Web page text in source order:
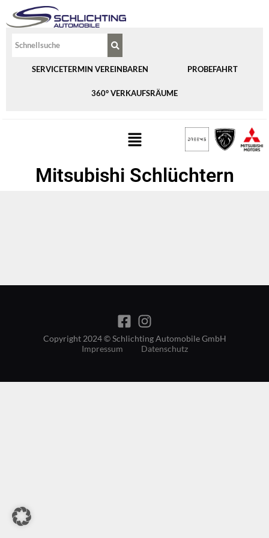
SERVICETERMIN VEREINBAREN PROBEFAHRT
360° VERKAUFSRÄUME
Mitsubishi Schlüchtern
Copyright 2024 © Schlichting Automobile GmbH
Impressum
Datenschutz